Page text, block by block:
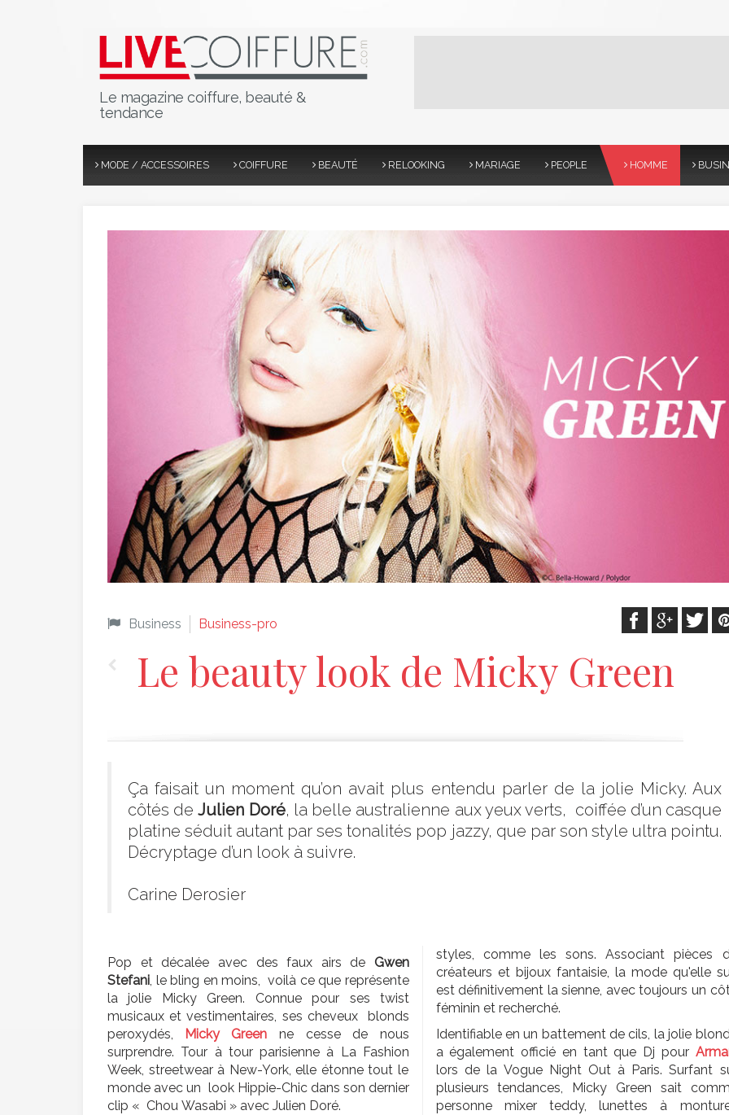
Le magazine coiffure, beauté &
tendance
MODE / ACCESSOIRES COIFFURE BEAUTÉ RELOOKING MARIAGE PEOPLE HOMME
Business Business-pro
Le beauty look de Micky Green
Ça faisait un moment qu’on avait plus entendu parler de la jolie Micky. Aux
côtés deJulien Doré, la belle australienne aux yeux verts, coiffée d’un casque
platine séduit autant par ses tonalités pop jazzy, que par son style ultra pointu.
Décryptage d’un look à suivre.
Carine Derosier
Pop et décalée avec des faux airs de Gwen
Stefani, le bling en moins, voilà ce que représente
la jolie Micky Green. Connue pour ses twist
musicaux et vestimentaires, ses cheveux blonds
peroxydés,
Micky Green ne cesse de nous
surprendre. Tour à tour parisienne à La Fashion
Week, streetwear à New-York, elle étonne tout le
monde avec un look Hippie-Chic dans son dernier
clip « Chou Wasabi » avec Julien Doré.
styles, comme les sons. Associant pièces
créateurs et bijoux fantaisie, la mode qu'elle
est définitivement la sienne, avec toujours un
féminin et recherché.
Identifiable en un battement de cils, la jolie
a également officié en tant que Dj pour
lors de la Vogue Night Out à Paris. Surfant
plusieurs tendances, Micky Green sait
personne mixer teddy, lunettes à